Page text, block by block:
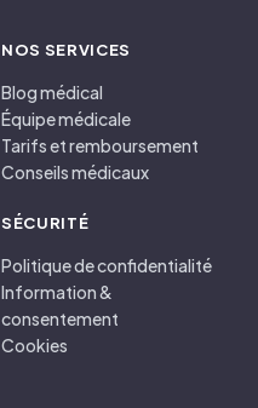
NOS SERVICES
Blog médical
Équipe médicale
Tarifs et remboursement
Conseils médicaux
SÉCURITÉ
Politique de confidentialité
Information &
consentement
Cookies